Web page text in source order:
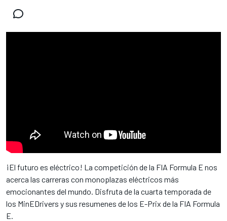
¡El futuro es eléctrico! La competición de la FIA Formula E nos
acerca las carreras con monoplazas eléctricos más
emocionantes del mundo. Disfruta de la cuarta temporada de
los MinEDrivers y sus resumenes de los E-Prix de la FIA Formula
E.